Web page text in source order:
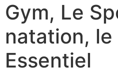
Gym, Le
natation, le
Essentiel